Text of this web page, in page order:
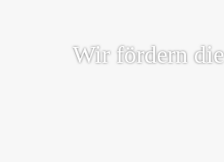
Wir fördern